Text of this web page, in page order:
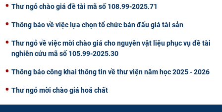
Thư ngỏ chào giá đề tài mã số 108.99-2025.71
Thông báo về việc lựa chọn tổ chức bán đấu giá tài sản
Thư ngỏ về việc mời chào giá cho nguyên vật liệu phục vụ đề tài
nghiên cứu mã số 105.99-2025.30
Thông báo công khai thông tin về thư viện năm học 2025 - 2026
Thư ngỏ mời chào giá hoá chất